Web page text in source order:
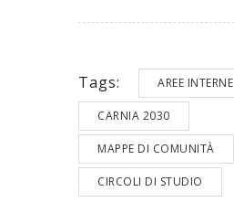
Tags: AREE INTERNE
CARNIA 2030
MAPPE DI COMUNITÀ
CIRCOLI DI STUDIO